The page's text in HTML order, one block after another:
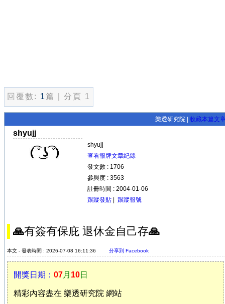
回覆數: 1篇 | 分頁 1
樂透研究院 | 收藏本篇文
shyujj
shyujj
查看報牌文章紀錄
發文數 : 1706
參與度 : 3563
註冊時間 : 2004-01-06
跟蹤發貼
跟蹤報號
🙏有簽有保庇 退休金自己存🙏
本文 - 發表時間 : 2026-07-08 16:11:36 分享到 Facebook
開獎日期： 07月 10日
精彩內容盡在 樂透研究院 網站